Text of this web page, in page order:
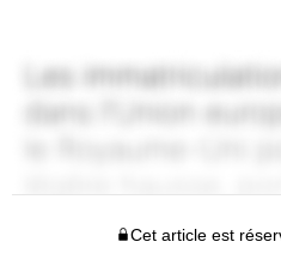
Cet article est